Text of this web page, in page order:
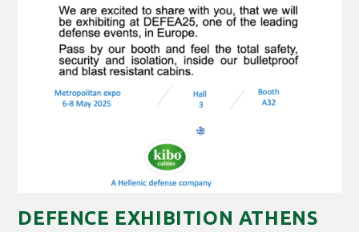
DEFENCE EXHIBITION ATHENS